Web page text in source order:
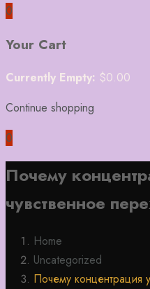
0
Your Cart
Currently Empty: $0.00
Continue shopping
0
Почему
чувственное
Home
Uncategorized
Почему концентрация